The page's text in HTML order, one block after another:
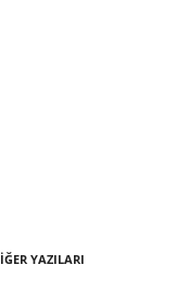
YAZILARI